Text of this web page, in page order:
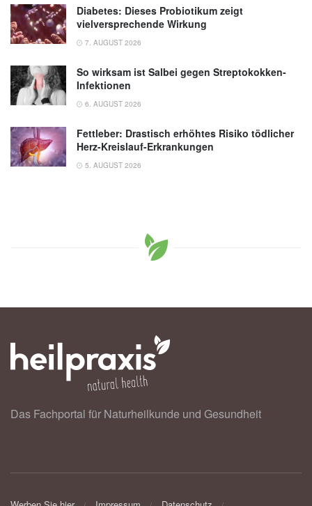
Diabetes: Dieses Probiotikum zeigt
vielversprechende Wirkung
7. AUGUST 2026
So wirksam ist Salbei gegen Streptokokken-
Infektionen
6. AUGUST 2026
Fettleber: Drastisch erhöhtes Risiko tödlicher
Herz-Kreislauf-Erkrankungen
5. AUGUST 2026
Das Fachportal für Naturheilkunde und Gesundheit